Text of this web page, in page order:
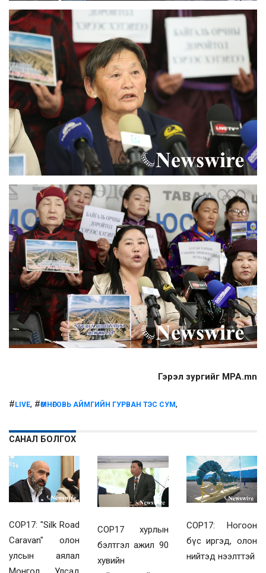
Гэрэл зургийг MPA.mn
#LIVE, #ӨМНӨГОВЬ АЙМГИЙН ГУРВАН ТЭС СУМ,
САНАЛ БОЛГОХ
COP17: "Silk Road
Caravan" олон
улсын аялал
COP17 хурлын
бэлтгэл ажил 90
хувийн
COP17: Ногоон
бүс иргэд, олон
нийтэд нээлттэй